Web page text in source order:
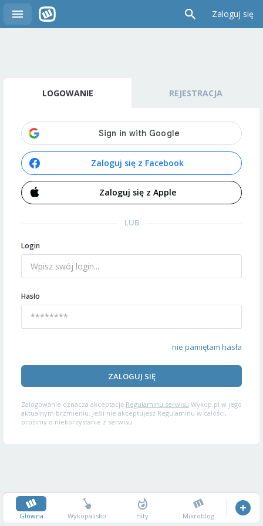
Zaloguj się
LOGOWANIE REJESTRACJA
Zaloguj się z Facebook
Zaloguj się z Apple
LUB
Login
Hasło
nie pamiętam hasła
ZALOGUJ SIĘ
Zalogowanie oznacza akceptację Regulaminu serwisu Wykop.pl w jego
aktualnym brzmieniu. Jeśli nie akceptujesz Regulaminu w całości,
prosimy o niekorzystanie z serwisu.
Główna Wykopalisko Hity Mikroblog